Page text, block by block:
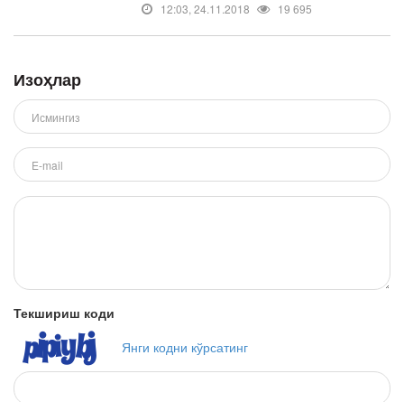
12:03, 24.11.2018 19 695
Изоҳлар
Текшириш коди
Янги кодни кўрсатинг